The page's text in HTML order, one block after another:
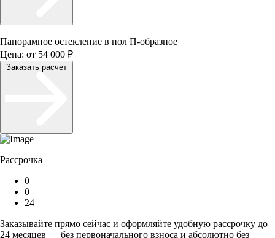
Панорамное остекление в пол П-образное
Цена: от 54 000 ₽
Заказать расчет
Рассрочка
0
0
24
Заказывайте прямо сейчас и оформляйте удобную рассрочку до
24 месяцев — без первоначального взноса и абсолютно без